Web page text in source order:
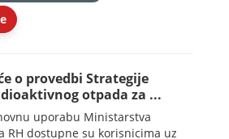
o provedbi Strategije
otpada za ...
uporabu Ministarstva
RH dostupne su korisnicima uz